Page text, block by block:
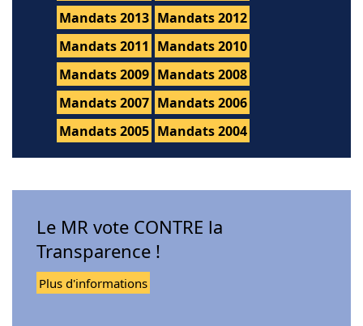
Mandats 2013 Mandats 2012
Mandats 2011 Mandats 2010
Mandats 2009 Mandats 2008
Mandats 2007 Mandats 2006
Mandats 2005 Mandats 2004
Le MR vote CONTRE la
Transparence !
Plus d'informations